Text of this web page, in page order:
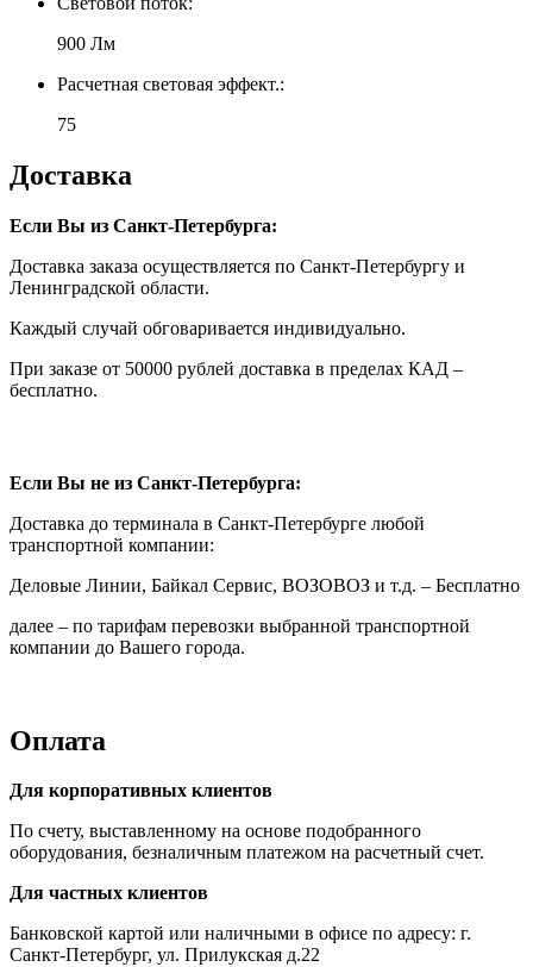
900 Лм
Расчетная световая эффект.:
75
Доставка
Если Вы из Санкт-Петербурга:
Доставка заказа осуществляется по Санкт-Петербургу и
Ленинградской области.
Каждый случай обговаривается индивидуально.
При заказе от 50000 рублей доставка в пределах КАД –
бесплатно.
Если Вы не из Санкт-Петербурга:
Доставка до терминала в Санкт-Петербурге любой
транспортной компании:
Деловые Линии, Байкал Сервис, ВОЗОВОЗ и т.д. – Бесплатно
далее – по тарифам перевозки выбранной транспортной
компании до Вашего города.
Оплата
Для корпоративных клиентов
По счету, выставленному на основе подобранного
оборудования, безналичным платежом на расчетный счет.
Для частных клиентов
Банковской картой или наличными в офисе по адресу: г.
Санкт-Петербург, ул. Прилукская д.22